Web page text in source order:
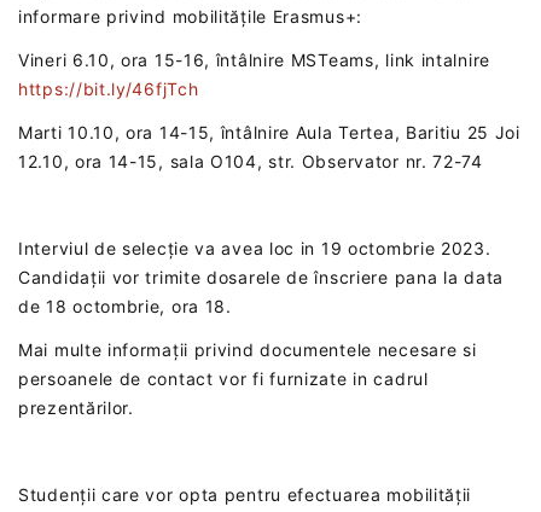
informare privind mobilitățile Erasmus+:
Vineri 6.10, ora 15-16, întâlnire MSTeams, link intalnire
https://bit.ly/46fjTch
Marti 10.10, ora 14-15, întâlnire Aula Tertea, Baritiu 25 Joi
12.10, ora 14-15, sala O104, str. Observator nr. 72-74
Interviul de selecție va avea loc in 19 octombrie 2023.
Candidații vor trimite dosarele de înscriere pana la data
de 18 octombrie, ora 18.
Mai multe informații privind documentele necesare si
persoanele de contact vor fi furnizate in cadrul
prezentărilor.
Studenții care vor opta pentru efectuarea mobilității